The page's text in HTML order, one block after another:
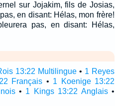
sur Jojakim, fils de Josias,
en disant: Hélas, mon frère!
pas, en disant: Hélas,
13:22 Multilingue • 1 Reyes
Français • 1 Koenige 13:22
• 1 Kings 13:22 Anglais•